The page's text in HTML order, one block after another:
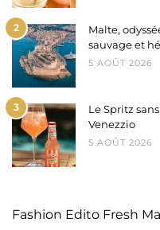
2
Malte,
sauvage et
5 AOÛT 2026
3
Le Spritz
Venezzio
5 AOÛT 2026
Fashion Edito Fresh